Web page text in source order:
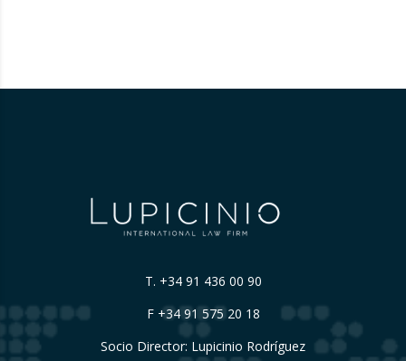
T. +34 91 436 00 90
F +34 91 575 20 18
Socio Director: Lupicinio Rodríguez